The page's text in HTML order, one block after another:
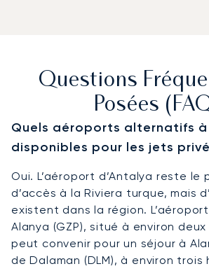
Questions
Posées
Quels aéroports alternatifs
disponibles pour les jets
Oui. L’aéroport d’Antalya reste le
d’accès à la Riviera turque, mais
existent dans la région.
Alanya (GZP), situé à environ deux
peut convenir pour un séjour à
de Dalaman (DLM), à environ trois